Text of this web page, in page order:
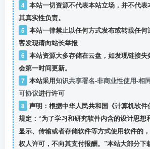
4 本站一切资源不代表本站立场，并不代
其真实性负责。
5 本站一律禁止以任何方式发布或转载任
客发现请向站长举报
6 本站资源大多存储在云盘，如发现链接
会第一时间更新。
7 本站采用知识共享署名-非商业性使用-相
可协议进行许可
8 声明：根据中华人民共和国《计算机软
规定：“为了学习和研究软件内含的设计思想
显示、传输或者存储软件等方式使用软件的
权人许可，不向其支付报酬。”本站大部分下